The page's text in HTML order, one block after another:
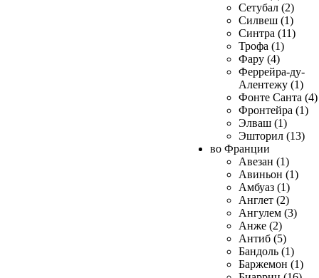
Сетубал (2)
Силвеш (1)
Синтра (11)
Трофа (1)
Фару (4)
Феррейра-ду-
Алентежу (1)
Фонте Санта (4)
Фронтейра (1)
Элваш (1)
Эшторил (13)
во Франции
Авезан (1)
Авиньон (1)
Амбуаз (1)
Англет (2)
Ангулем (3)
Анже (2)
Антиб (5)
Бандоль (1)
Баржемон (1)